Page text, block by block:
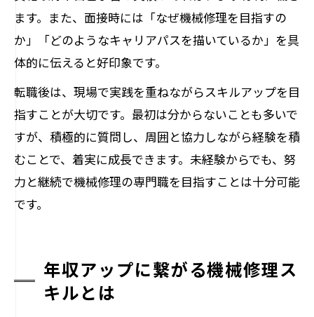
ます。また、面接時には「なぜ機械修理を目指すの
か」「どのようなキャリアパスを描いているか」を具
体的に伝えると好印象です。
転職後は、現場で実践を重ねながらスキルアップを目
指すことが大切です。最初は分からないことも多いで
すが、積極的に質問し、周囲と協力しながら経験を積
むことで、着実に成長できます。未経験からでも、努
力と継続で機械修理の専門職を目指すことは十分可能
です。
年収アップに繋がる機械修理ス
キルとは